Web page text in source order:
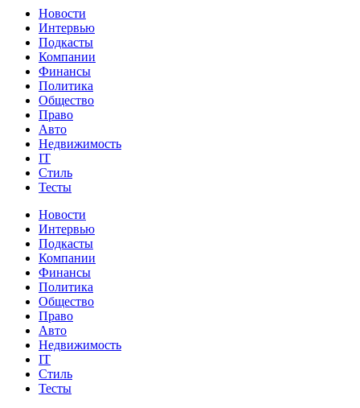
Новости
Интервью
Подкасты
Компании
Финансы
Политика
Общество
Право
Авто
Недвижимость
IT
Стиль
Тесты
Новости
Интервью
Подкасты
Компании
Финансы
Политика
Общество
Право
Авто
Недвижимость
IT
Стиль
Тесты